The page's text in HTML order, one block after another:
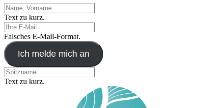
Text zu kurz.
Falsches E-Mail-Format.
Ich melde mich an
Text zu kurz.